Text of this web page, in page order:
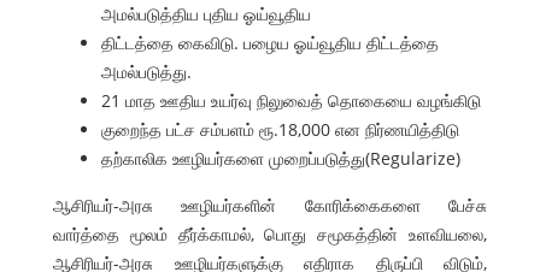
அமல்படுத்திய புதிய ஓய்வூதிய
திட்டத்தை கைவிடு. பழைய ஓய்வூதிய திட்டத்தை
அமல்படுத்து.
21 மாத ஊதிய உயர்வு நிலுவைத் தொகையை வழங்கிடு
குறைந்த பட்ச சம்பளம் ரூ.18,000 என நிர்ணயித்திடு
தற்காலிக ஊழியர்களை முறைப்படுத்து(Regularize)
ஆசிரியர்-அரசு ஊழியர்களின் கோரிக்கைகளை பேச்சு
வார்த்தை மூலம் தீர்க்காமல், பொது சமூகத்தின் உளவியலை,
ஆசிரியர்-அரசு ஊழியர்களுக்கு எதிராக திருப்பி விடும்,